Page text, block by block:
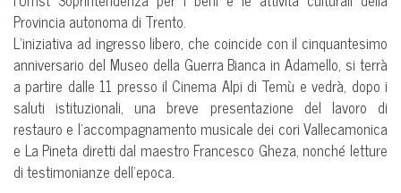
Provincia autonoma di Trento.
L’iniziativa ad ingresso libero, che coincide con il cinquantesimo
anniversario del Museo della Guerra Bianca in Adamello, si terrà
a partire dalle 11 presso il Cinema Alpi di Temù e vedrà, dopo i
saluti istituzionali, una breve presentazione del lavoro di
restauro e l’accompagnamento musicale dei cori Vallecamonica
e La Pineta diretti dal maestro Francesco Gheza, nonché letture
di testimonianze dell’epoca.